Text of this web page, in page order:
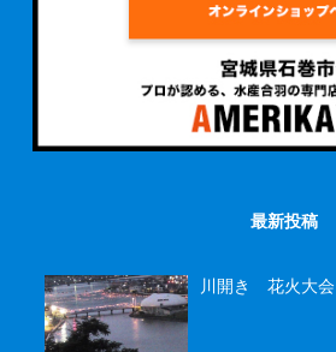
最新投稿
川開き 花火大会